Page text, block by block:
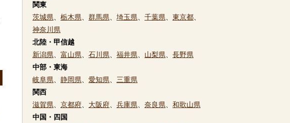
関東
茨城県
栃木県 群馬県 埼玉県 千葉県 東京都
神奈川県
北陸・甲信越
新潟県
富山県 石川県 福井県 山梨県
長野県
中部・東海
岐阜県
静岡県 愛知県
三重県
関西
滋賀県
京都府 大阪府 兵庫県 奈良県
和歌山県
中国・四国